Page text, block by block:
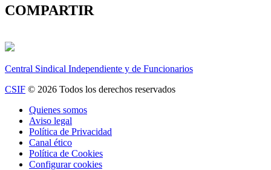
COMPARTIR
Central Sindical Independiente y de Funcionarios
CSIF © 2026 Todos los derechos reservados
Quienes somos
Aviso legal
Política de Privacidad
Canal ético
Política de Cookies
Configurar cookies